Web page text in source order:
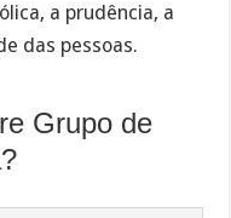
a prudência, a
das pessoas.
Grupo de